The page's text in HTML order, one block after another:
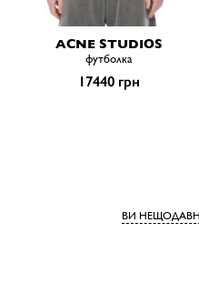
ACNE STUDIOS
футболка
17440 грн
ВИ